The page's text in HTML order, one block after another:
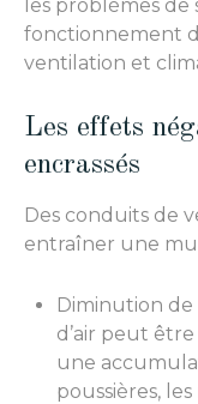
les problèmes
fonctionnement
ventilation et
Les effets
encrassés
Des conduits de
entraîner une
Diminution de
d’air peut
une
poussières,